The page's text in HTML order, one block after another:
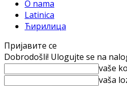
O nama
Latinica
Ћирилица
Пријавите се
Dobrodošli! Ulogujte se na
vaše
vaša